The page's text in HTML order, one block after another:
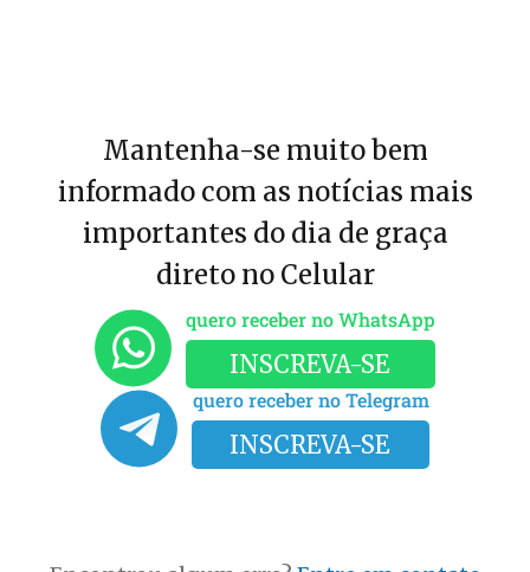
Mantenha-se muito bem
informado com as notícias mais
importantes do dia de graça
direto no Celular
quero receber no WhatsApp
INSCREVA-SE
quero receber no Telegram
INSCREVA-SE